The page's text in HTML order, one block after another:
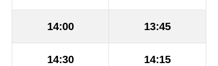
14:00 13:45
14:30 14:15